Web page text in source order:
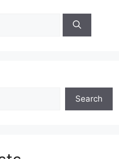
Search